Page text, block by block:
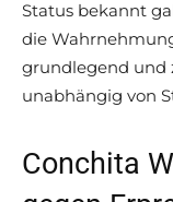
Status bekannt
die
grundlegend und
unabhängig von
Conchita